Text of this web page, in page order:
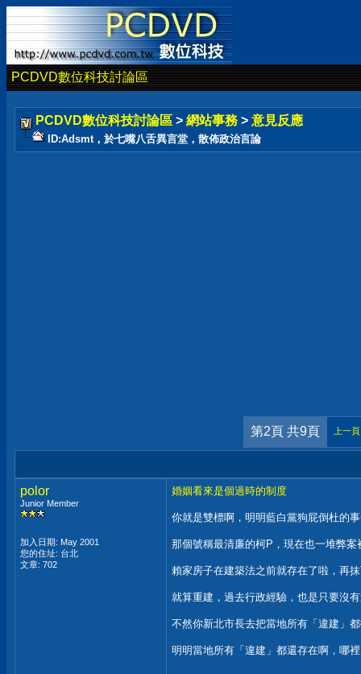
PCDVD數位科技討論區
PCDVD數位科技討論區 > 網站事務 > 意見反應
ID:Adsmt，於七嘴八舌異言堂，散佈政治言論
第2頁 共9頁 上一頁
polor
Junior Member
加入日期: May 2001
您的住址: 台北
文章: 702
婚姻看來是個過時的制度
你就是雙標啊，明明藍白黨狗屁倒杜的
那個號稱最清廉的柯P，現在也一堆弊
賴家房子在建築法之前就存在了啦，再
就算重建，過去行政經驗，也是只要沒
不然你新北市長去把當地所有「違建」
明明當地所有「違建」都還存在啊，哪